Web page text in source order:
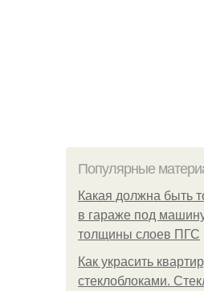
Популярные
Какая должна быть
в гараже под
толщины слоев ПГС
Как украсить
стеклоблоками.